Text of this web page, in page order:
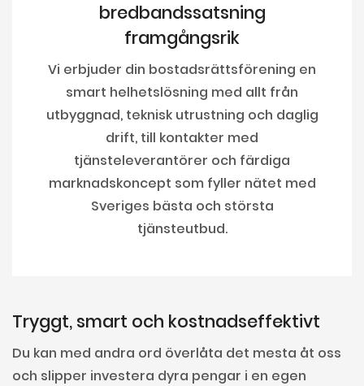
bredbandssatsning
framgångsrik
Vi erbjuder din bostadsrättsförening en
smart helhetslösning med allt från
utbyggnad, teknisk utrustning och daglig
drift, till kontakter med
tjänsteleverantörer och färdiga
marknadskoncept som fyller nätet med
Sveriges bästa och största
tjänsteutbud.
Tryggt, smart och kostnadseffektivt
Du kan med andra ord överlåta det mesta åt oss
och slipper investera dyra pengar i en egen